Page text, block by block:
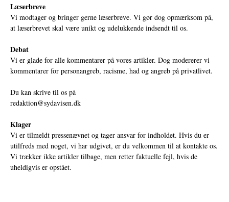
Læserbreve
Vi modtager og bringer gerne læserbreve. Vi gør dog opmærksom på,
at læserbrevet skal være unikt og udelukkende indsendt til os.
Debat
Vi er glade for alle kommentarer på vores artikler. Dog modererer vi
kommentarer for personangreb, racisme, had og angreb på privatlivet.
Du kan skrive til os på
redaktion@sydavisen.dk
Klager
Vi er tilmeldt pressenævnet og tager ansvar for indholdet. Hvis du er
utilfreds med noget, vi har udgivet, er du velkommen til at kontakte os.
Vi trækker ikke artikler tilbage, men retter faktuelle fejl, hvis de
uheldigvis er opstået.